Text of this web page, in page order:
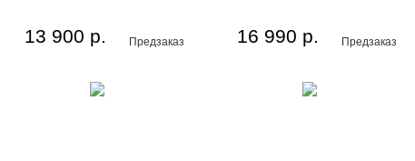
Предзаказ
13 900 р. Предзаказ
16 990 р.